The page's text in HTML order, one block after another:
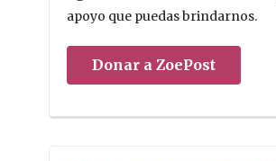
apoyo que puedas brindarnos.
Donar a ZoePost